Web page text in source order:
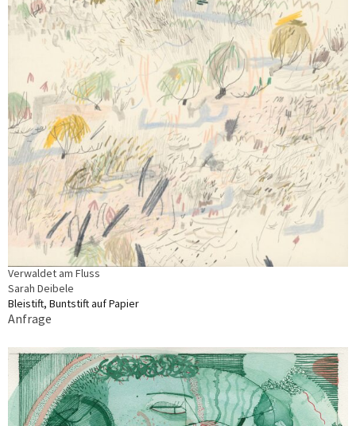
Verwaldet am Fluss
Sarah Deibele
Bleistift, Buntstift auf Papier
Anfrage